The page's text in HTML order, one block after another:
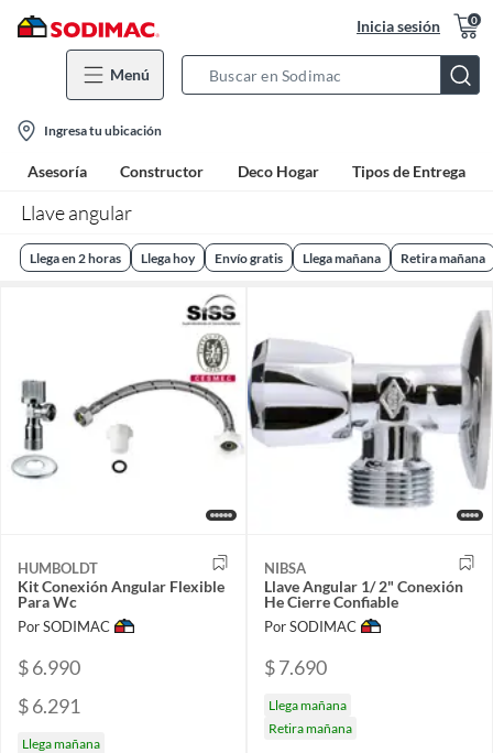
Inicia sesión 0
Menú
Bar
location-
icon
Ingresa tu ubicación
Asesoría Constructor Deco Hogar Tipos de Entrega
Llave angular
Llega en 2 horas Llega hoy Envío gratis Llega mañana Retira mañana
HUMBOLDT
Kit Conexión Angular Flexible
Para Wc
Por SODIMAC
$ 6.990
$ 6.291
Llega mañana
NIBSA
Llave Angular 1/ 2" Conexión
He Cierre Confiable
Por SODIMAC
$ 7.690
Llega mañana
Retira mañana